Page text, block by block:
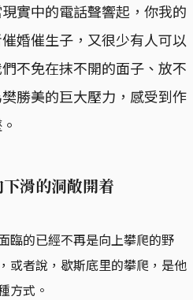
實中的電話聲響起，你我的
婚催生子，又很少有人可以
不免在抹不開的面子、放不
勝美的巨大壓力，感受到作
滑的洞敞開着
臨的已經不再是向上攀爬的野
或者說，歇斯底里的攀爬，是他
方式。